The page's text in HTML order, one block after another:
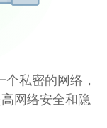
私密的网络，
网络安全和隐